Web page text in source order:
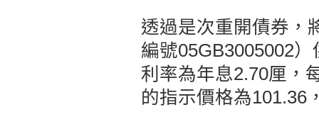
透過是次重開債券，
編號05GB3005002
利率為年息2.70厘，
的指示價格為101.36